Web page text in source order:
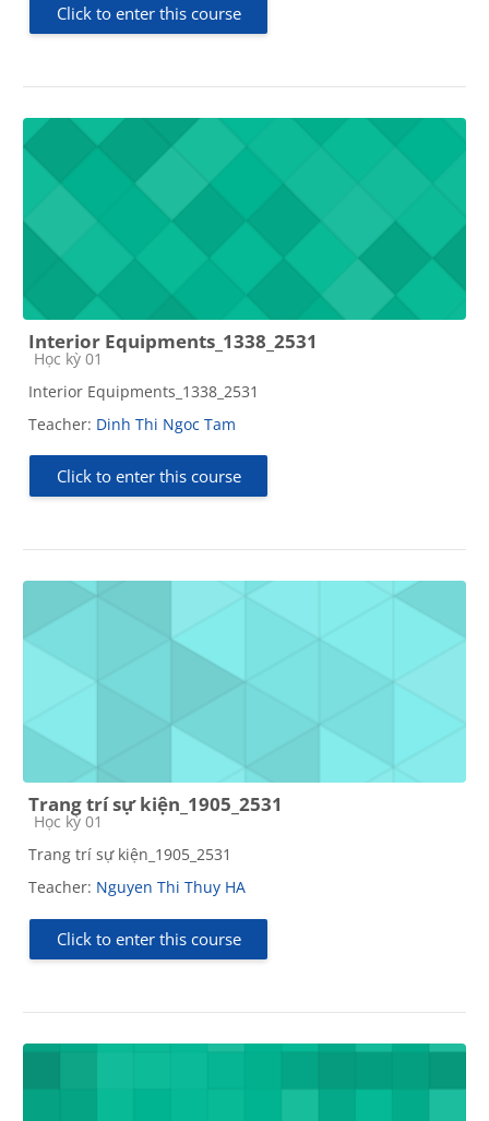
Click to enter this course
Interior Equipments_1338_2531
Course category
Học kỳ 01
Interior Equipments_1338_2531
Teacher: Dinh Thi Ngoc Tam
Click to enter this course
Trang trí sự kiện_1905_2531
Course category
Học kỳ 01
Trang trí sự kiện_1905_2531
Teacher: Nguyen Thi Thuy HA
Click to enter this course